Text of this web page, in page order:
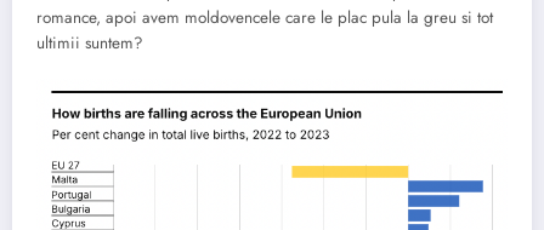
romance, apoi avem moldovencele care le plac pula la greu si tot
ultimii suntem?